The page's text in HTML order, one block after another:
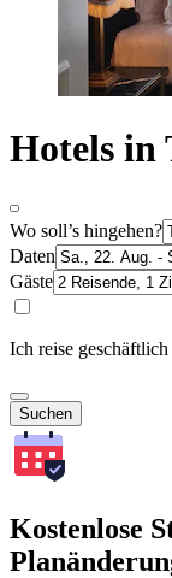
Hotels in
Wo soll’s hingehen?
Daten
Gäste
Ich reise geschäftlich
Suchen
Kostenlose